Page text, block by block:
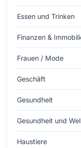
Essen und Trinken
Finanzen &
Frauen / Mode
Geschäft
Gesundheit
Gesundheit und
Haustiere